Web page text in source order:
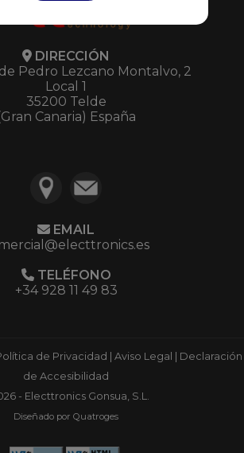
DIRECCIÓN
Pedro Lezcano Montalvo, 2
Local 1
35200 Telde
Canaria) España
EMAIL
TELÉFONO
+34 928 11 49 83
de Privacidad Aviso Legal
Declaración
de Accesibilidad
- Electtronics Gonsua, S.L.
Diseñado por Quatroges